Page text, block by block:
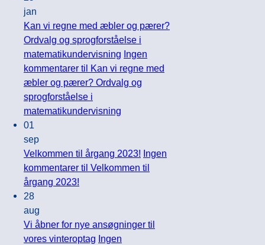
jan
Kan vi regne med æbler og pærer?
Ordvalg og sprogforståelse i
matematikundervisning Ingen
kommentarer til Kan vi regne med
æbler og pærer? Ordvalg og
sprogforståelse i
matematikundervisning
01
sep
Velkommen til årgang 2023! Ingen
kommentarer til Velkommen til
årgang 2023!
28
aug
Vi åbner for nye ansøgninger til
vores vinteroptag Ingen